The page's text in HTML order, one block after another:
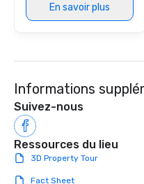
En savoir plus
Informations
Suivez-nous
Ressources du lieu
3D Property Tour
Fact Sheet